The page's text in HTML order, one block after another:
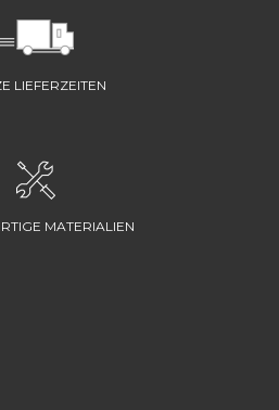
LIEFERZEITEN
MATERIALIEN